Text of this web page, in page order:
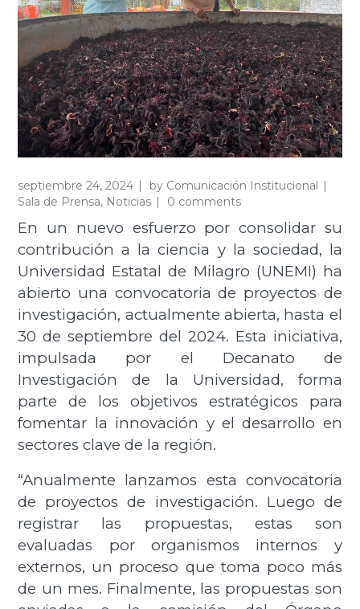
septiembre 24, 2024 by Comunicación Institucional
Sala de Prensa, Noticias 0 comments
En un nuevo esfuerzo por consolidar su
contribución a la ciencia y la sociedad, la
Universidad Estatal de Milagro (UNEMI) ha
abierto una convocatoria de proyectos de
investigación, actualmente abierta, hasta el
30 de septiembre del 2024. Esta iniciativa,
impulsada por el Decanato de
Investigación de la Universidad, forma
parte de los objetivos estratégicos para
fomentar la innovación y el desarrollo en
sectores clave de la región.
“Anualmente lanzamos esta convocatoria
de proyectos de investigación. Luego de
registrar las propuestas, estas son
evaluadas por organismos internos y
externos, un proceso que toma poco más
de un mes. Finalmente, las propuestas son